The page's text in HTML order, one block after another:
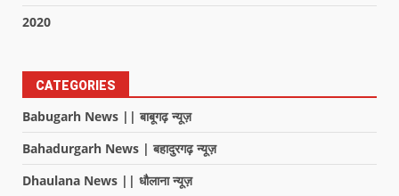
2020
CATEGORIES
Babugarh News || बाबूगढ़ न्यूज़
Bahadurgarh News | बहादुरगढ़ न्यूज़
Dhaulana News || धौलाना न्यूज़